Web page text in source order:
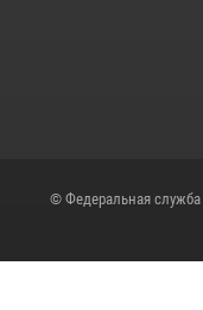
© Федеральная